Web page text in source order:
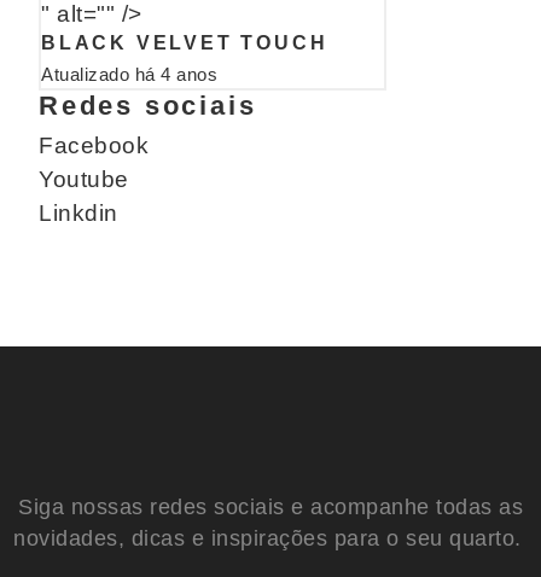
" alt="" />
BLACK VELVET TOUCH
Atualizado há 4 anos
Redes sociais
Facebook
Youtube
Linkdin
Siga nossas redes sociais e acompanhe todas as
novidades, dicas e inspirações para o seu quarto.